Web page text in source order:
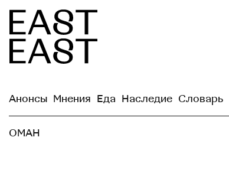
Анонсы Мнения Еда Наследие Словарь
ОМАН